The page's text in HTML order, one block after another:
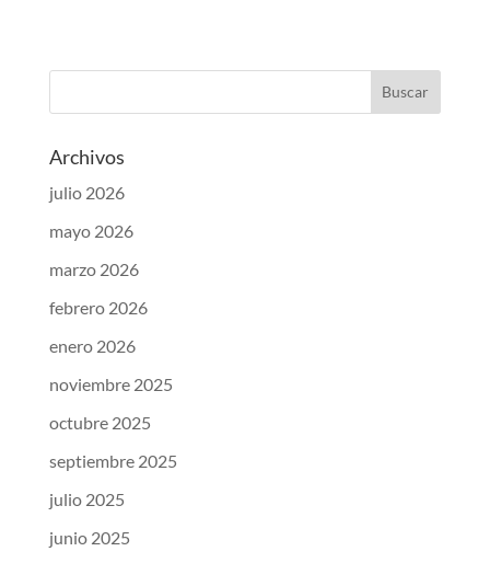
Archivos
julio 2026
mayo 2026
marzo 2026
febrero 2026
enero 2026
noviembre 2025
octubre 2025
septiembre 2025
julio 2025
junio 2025